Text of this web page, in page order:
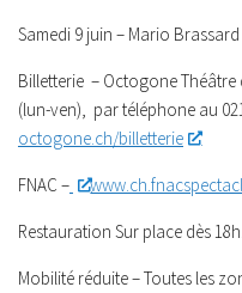
Samedi 9 juin – Mario
Billetterie – Octogone Théâtre
(lun-ven), par téléphone au
octogone.ch/billetterie
FNAC –
Restauration Sur place dès 18h.
Mobilité réduite–Toutes les